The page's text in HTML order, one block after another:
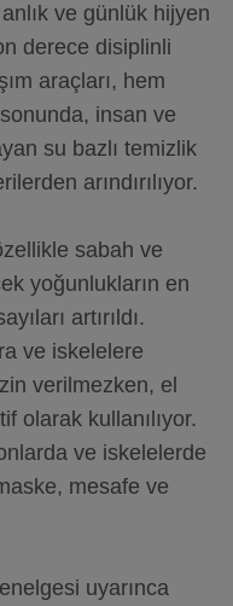
ve günlük hijyen
derece disiplinli
araçları, hem
insan ve
su bazlı temizlik
arındırılıyor.
sabah ve
yoğunlukların en
artırıldı.
ve iskelelere
verilmezken, el
olarak kullanılıyor.
ve iskelelerde
mesafe ve
uyarınca